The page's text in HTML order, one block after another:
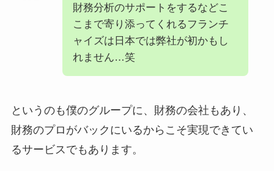
財務分析のサポートをするなどこ
こまで寄り添ってくれるフランチ
ャイズは日本では弊社が初かもし
れません…笑
というのも僕のグループに、財務の会社もあり、
財務のプロがバックにいるからこそ実現できてい
るサービスでもあります。